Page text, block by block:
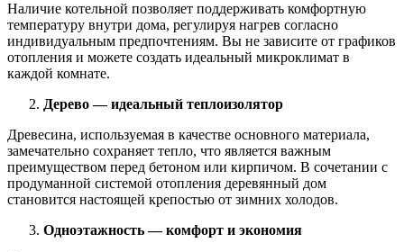
Наличие котельной позволяет поддерживать комфортную
температуру внутри дома, регулируя нагрев согласно
индивидуальным предпочтениям. Вы не зависите от графиков
отопления и можете создать идеальный микроклимат в
каждой комнате.
Дерево — идеальный теплоизолятор
Древесина, используемая в качестве основного материала,
замечательно сохраняет тепло, что является важным
преимуществом перед бетоном или кирпичом. В сочетании с
продуманной системой отопления деревянный дом
становится настоящей крепостью от зимних холодов.
Одноэтажность — комфорт и экономия